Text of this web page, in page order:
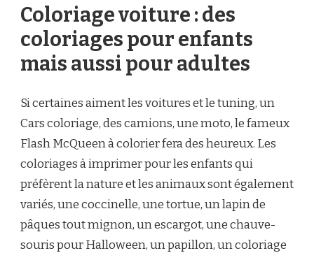
Coloriage voiture : des
coloriages pour enfants
mais aussi pour adultes
Si certaines aiment les voitures et le tuning, un
Cars coloriage, des camions, une moto, le fameux
Flash McQueen à colorier fera des heureux. Les
coloriages à imprimer pour les enfants qui
préfèrent la nature et les animaux sont également
variés, une coccinelle, une tortue, un lapin de
pâques tout mignon, un escargot, une chauve-
souris pour Halloween, un papillon, un coloriage